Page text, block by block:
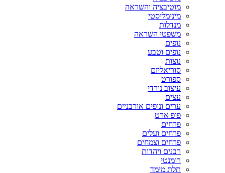
מוטיבציה והשראה
מינימליסטי
מנדלות
משפטי השראה
נופים
נופים וטבע
נוצות
סוריאליזם
ספורט
עיצוב נורדי
עצים
ערים ונופים אורבניים
פופ ארט
פרחים
פרחים ועלים
פרחים וצמחים
רבנים ויהדות
רומנטי
תלת מימד